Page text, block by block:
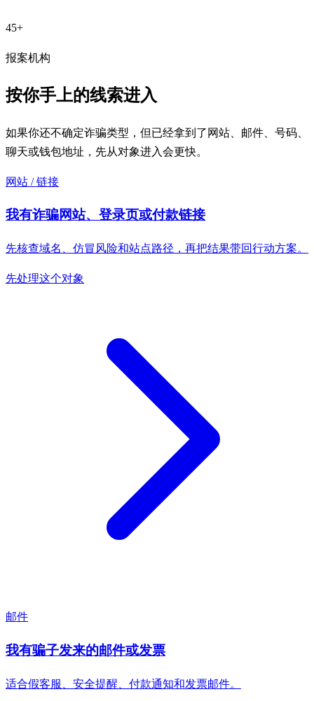
45+
报案机构
按你手上的线索进入
如果你还不确定诈骗类型，但已经拿到了网站、邮件、号码、
聊天或钱包地址，先从对象进入会更快。
网站 / 链接
我有诈骗网站、登录页或付款链接
先核查域名、仿冒风险和站点路径，再把结果带回行动方案。
先处理这个对象
邮件
我有骗子发来的邮件或发票
适合假客服、安全提醒、付款通知和发票邮件。